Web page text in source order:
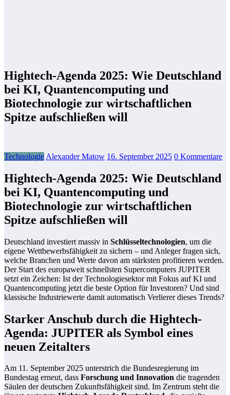
Hightech-Agenda 2025: Wie Deutschland
bei KI, Quantencomputing und
Biotechnologie zur wirtschaftlichen
Spitze aufschließen will
Technologie Alexander Matow 16. September 2025 0 Kommentare
Hightech-Agenda 2025: Wie Deutschland
bei KI, Quantencomputing und
Biotechnologie zur wirtschaftlichen
Spitze aufschließen will
Deutschland investiert massiv in Schlüsseltechnologien, um die
eigene Wettbewerbsfähigkeit zu sichern – und Anleger fragen sich,
welche Branchen und Werte davon am stärksten profitieren werden.
Der Start des europaweit schnellsten Supercomputers JUPITER
setzt ein Zeichen: Ist der Technologiesektor mit Fokus auf KI und
Quantencomputing jetzt die beste Option für Investoren? Und sind
klassische Industriewerte damit automatisch Verlierer dieses Trends?
Starker Anschub durch die Hightech-
Agenda: JUPITER als Symbol eines
neuen Zeitalters
Am 11. September 2025 unterstrich die Bundesregierung im
Bundestag erneut, dass Forschung und Innovation die tragenden
Säulen der deutschen Zukunftsfähigkeit sind. Im Zentrum steht die